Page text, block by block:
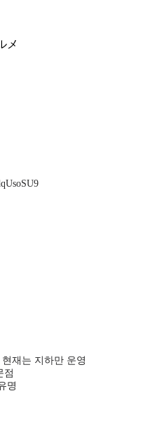
メ
재는 지하만 운영
점
명